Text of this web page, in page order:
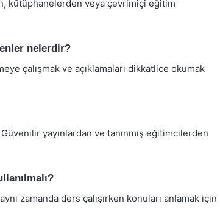
kütüphanelerden veya çevrimiçi eğitim
nelerdir?
çalışmak ve açıklamaları dikkatlice okumak
yayınlardan ve tanınmış eğitimcilerden
zamanda ders çalışırken konuları anlamak için